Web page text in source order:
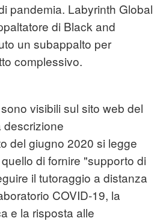
pandemia. Labyrinth Global
di Black and
un subappalto per
complessivo.
visibili sul sito web del
descrizione
del giugno 2020 si legge
di fornire "supporto di
il tutoraggio a distanza
COVID-19, la
e la risposta alle